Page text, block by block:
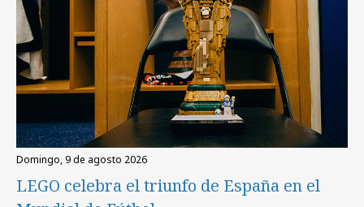
domingo, 9 de agosto 2026
LEGO celebra el triunfo de España en el